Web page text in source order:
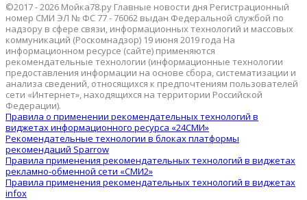
©2017 - 2026 Мойка78.ру Главные новости дня Регистрационный
номер СМИ ЭЛ № ФС 77 - 76062 выдан Федеральной службой по
надзору в сфере связи, информационных технологий и массовых
коммуникаций (Роскомнадзор) 19 июня 2019 года На
информационном ресурсе (сайте) применяются
рекомендательные технологии (информационные технологии
предоставления информации на основе сбора, систематизации и
анализа сведений, относящихся к предпочтениям пользователей
сети «Интернет», находящихся на территории Российской
Федерации).
Правила о применении рекомендательных технологий в
виджетах информационного ресурса «24СМИ»
Рекомендательные технологии в блоках платформы
рекомендаций Sparrow
Правила применения рекомендательных технологий в виджетах
рекламно-обменной сети «СМИ2»
Правила применения рекомендательных технологий в виджетах
infox